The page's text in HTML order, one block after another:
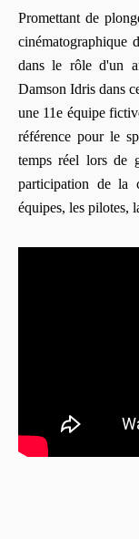
Promettant de
dans le rôle d'un
Damson Idris dans
une 11e équipe
référence pour le
temps réel lors de
participation de la
équipes, les pilotes,